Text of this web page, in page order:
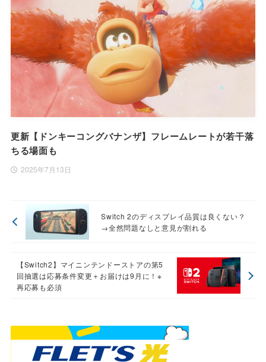
更新【ドンキーコングバナンザ】フレームレートが若干落
ちる場面も
2025年7月13日
Switch 2のディスプレイ品質は良くない？
→全然問題なしと意見が割れる
【Switch2】マイニンテンドーストアの第5
回抽選は応募条件変更＋お届けは9月に！※
再応募も必須